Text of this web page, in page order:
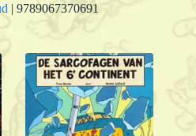
| 9789067370691